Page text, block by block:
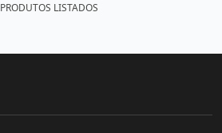
PRODUTOS LISTADOS